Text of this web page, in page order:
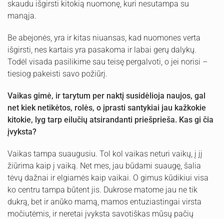
skaudu išgirsti kitokią nuomonę, kuri nesutampa su
manąja.
Be abejonės, yra ir kitas niuansas, kad nuomones verta
išgirsti, nes kartais yra pasakoma ir labai gerų dalykų.
Todėl visada pasilikime sau teisę pergalvoti, o jei norisi –
tiesiog pakeisti savo požiūrį.
Vaikas gimė, ir tarytum per naktį susidėlioja naujos, gal
net kiek netikėtos, rolės, o įprasti santykiai jau kažkokie
kitokie, lyg tarp eilučių atsirandanti priešprieša. Kas gi čia
įvyksta?
Vaikas tampa suaugusiu. Tol kol vaikas neturi vaikų, į jį
žiūrima kaip į vaiką. Net mes, jau būdami suaugę, šalia
tėvų dažnai ir elgiamės kaip vaikai. O gimus kūdikiui visa
ko centru tampa būtent jis. Dukrose matome jau ne tik
dukrą, bet ir anūko mamą, mamos entuziastingai virsta
močiutėmis, ir neretai įvyksta savotiškas mūsų pačių